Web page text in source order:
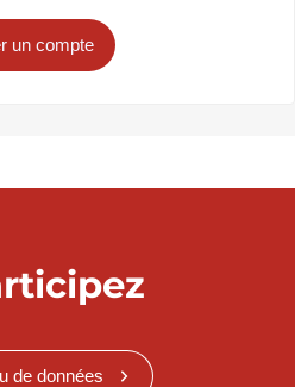
un compte
de données